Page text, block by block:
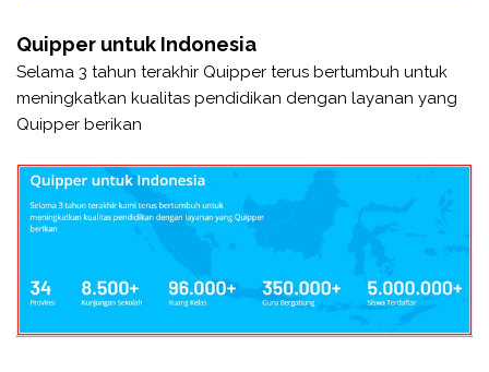
Quipper untuk Indonesia
Selama 3 tahun terakhir Quipper terus bertumbuh untuk
meningkatkan kualitas pendidikan dengan layanan yang
Quipper berikan